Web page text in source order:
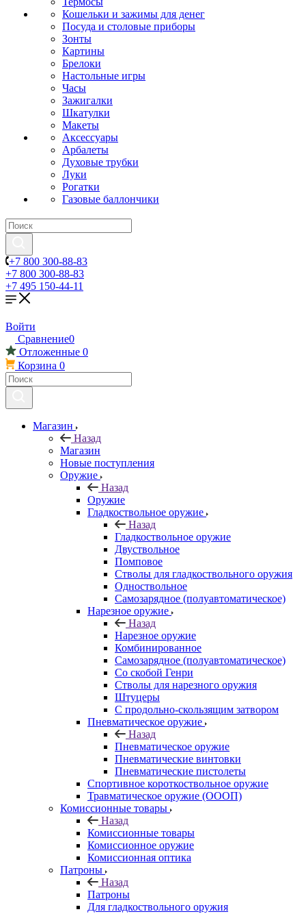
Кошельки и зажимы для денег
Посуда и столовые приборы
Зонты
Картины
Брелоки
Настольные игры
Часы
Зажигалки
Шкатулки
Макеты
Аксессуары
Арбалеты
Духовые трубки
Луки
Рогатки
Газовые баллончики
+7 800 300-88-83
+7 800 300-88-83
+7 495 150-44-11
Войти
Сравнение0
Отложенные 0
Корзина 0
Магазин
Назад
Магазин
Новые поступления
Оружие
Назад
Оружие
Гладкоствольное оружие
Назад
Гладкоствольное оружие
Двуствольное
Помповое
Стволы для гладкоствольного оружия
Одноствольное
Самозарядное (полуавтоматическое)
Нарезное оружие
Назад
Нарезное оружие
Комбинированное
Самозарядное (полуавтоматическое)
Со скобой Генри
Стволы для нарезного оружия
Штуцеры
С продольно-скользящим затвором
Пневматическое оружие
Назад
Пневматическое оружие
Пневматические винтовки
Пневматические пистолеты
Спортивное короткоствольное оружие
Травматическое оружие (ОООП)
Комиссионные товары
Назад
Комиссионные товары
Комиссионное оружие
Комиссионная оптика
Патроны
Назад
Патроны
Для гладкоствольного оружия